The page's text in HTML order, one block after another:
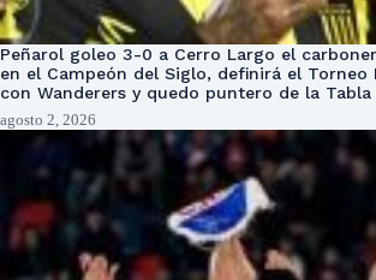
Peñarol goleo 3-0 a Cerro Largo el
en el Campeón del Siglo, definirá el Torneo
con Wanderers y quedo puntero de la Tabla
agosto 2, 2026